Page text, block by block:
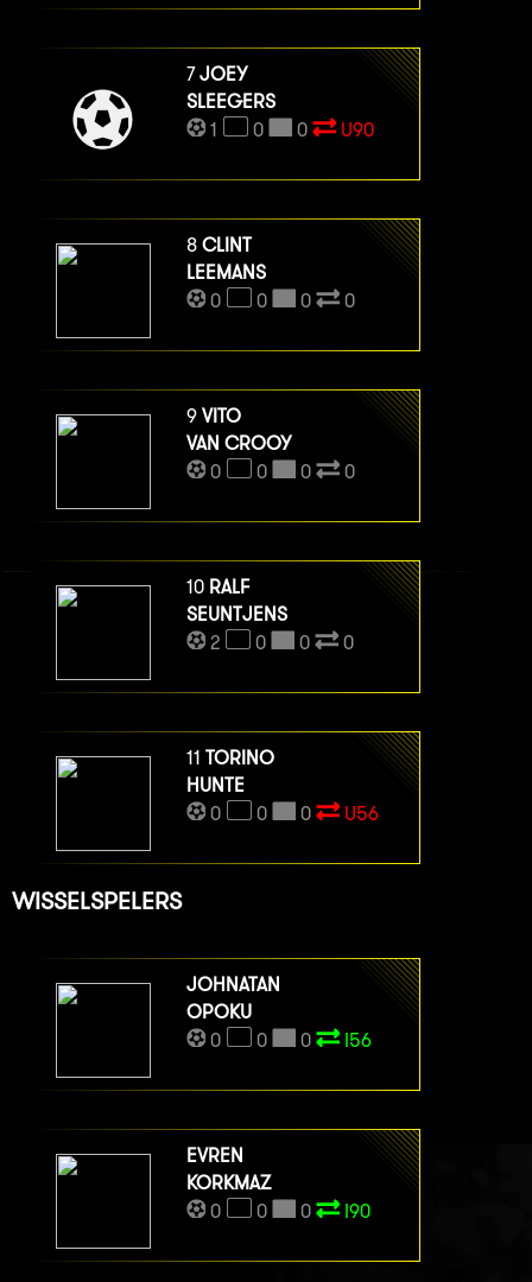
7JOEY
SLEEGERS
1
0 0 U90
8 CLINT
LEEMANS
0
0 0 0
9 VITO
VAN CROOY
0
0 0 0
10 RALF
SEUNTJENS
2
0 0 0
11 TORINO
HUNTE
0
0 0 U56
WISSELSPELERS
JOHNATAN
OPOKU
0
0 0 I56
EVREN
KORKMAZ
0
0 0 I90